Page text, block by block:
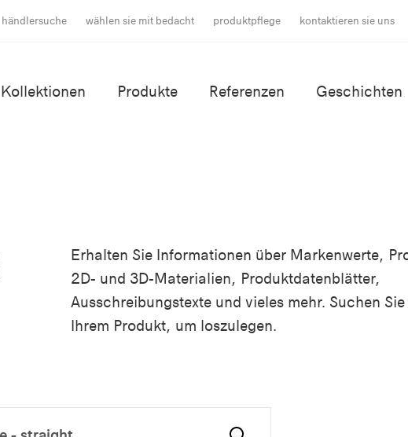
händlersuche wählen sie mit bedacht produktpflege kontaktieren sie uns
Kollektionen Produkte Referenzen Geschichten
Erhalten Sie Informationen über Markenwerte,
2D- und 3D-Materialien, Produktdatenblätter,
Ausschreibungstexte und vieles mehr. Suchen
Ihrem Produkt, um loszulegen.